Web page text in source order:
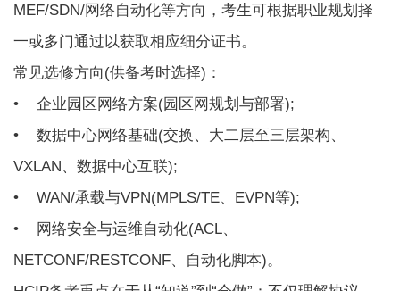
MEF/SDN/网络自动化等方向，考生可根据职业规划择
一或多门通过以获取相应细分证书。
常见选修方向(供备考时选择)：
• 企业园区网络方案(园区网规划与部署);
• 数据中心网络基础(交换、大二层至三层架构、
VXLAN、数据中心互联);
• WAN/承载与VPN(MPLS/TE、EVPN等);
• 网络安全与运维自动化(ACL、
NETCONF/RESTCONF、自动化脚本)。